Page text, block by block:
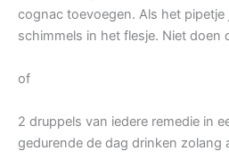
cognac toevoegen. Als het
schimmels in het flesje. Niet doen
of
2 druppels van iedere remedie in
gedurende de dag drinken zolang